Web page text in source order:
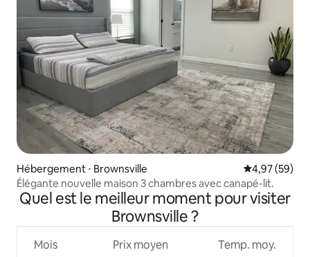
Hébergement ⋅ Brownsville Évaluation
4,97 (59)
Élégante nouvelle maison 3 chambres avec canapé-lit.
Quel est le meilleur moment pour visiter
Brownsville ?
Mois Prix moyen Temp. moy.